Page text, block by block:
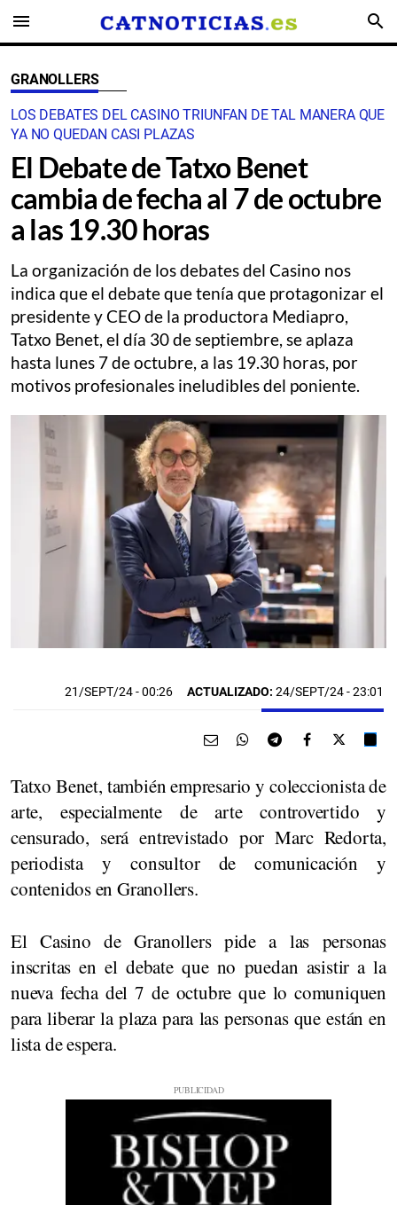
menu search
GRANOLLERS
LOS DEBATES DEL CASINO TRIUNFAN DE TAL MANERA QUE
YA NO QUEDAN CASI PLAZAS
El Debate de Tatxo Benet
cambia de fecha al 7 de octubre
a las 19.30 horas
La organización de los debates del Casino nos
indica que el debate que tenía que protagonizar el
presidente y CEO de la productora Mediapro,
Tatxo Benet, el día 30 de septiembre, se aplaza
hasta lunes 7 de octubre, a las 19.30 horas, por
motivos profesionales ineludibles del poniente.
21/SEPT/24- 00:26 ACTUALIZADO: 24/SEPT/24 - 23:01
Tatxo Benet, también empresario y coleccionista de
arte, especialmente de arte controvertido y
censurado, será entrevistado por Marc Redorta,
periodista y consultor de comunicación y
contenidos en Granollers.
El Casino de Granollers pide a las personas
inscritas en el debate que no puedan asistir a la
nueva fecha del 7 de octubre que lo comuniquen
para liberar la plaza para las personas que están en
lista de espera.